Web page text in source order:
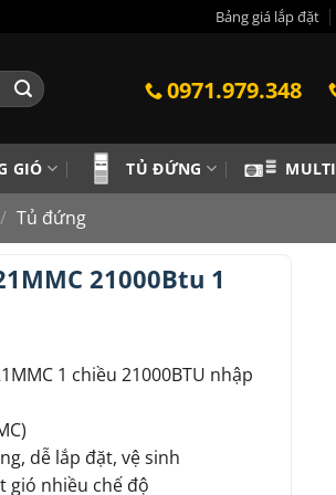
Bảng giá lắp đặt
0971.979.348
GIÓ TỦ ĐỨNG MULTI
/ Tủ đứng
21000Btu 1
1 chiều 21000BTU nhập
dễ lắp đặt, vệ sinh
gió nhiều chế độ